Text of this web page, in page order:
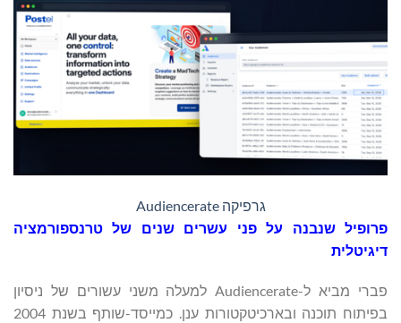
גרפיקה Audiencerate
פרופיל שנבנה על פני עשרים שנים של טרנספורמציה
דיגיטלית
פברי מביא ל-Audiencerate למעלה משני עשורים של ניסיון
בפיתוח תוכנה ובארכיטקטורות ענן. כמייסד-שותף בשנת 2004